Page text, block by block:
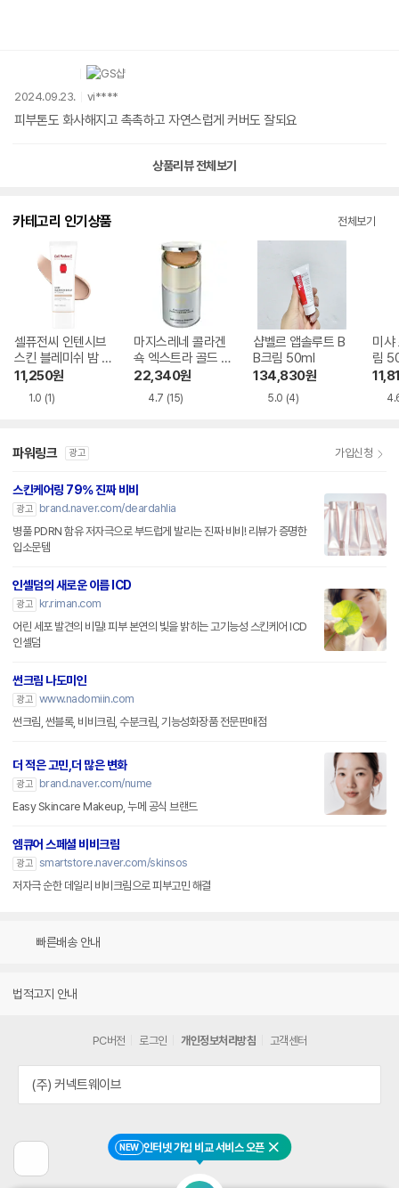
NEW 인터넷 가입 비교 서비스 오픈 닫기
2024.09.23. vi****
피부톤도 화사해지고 촉촉하고 자연스럽게 커버도 잘되요
상품리뷰 전체보기
카테고리 인기상품 전체보기
셀퓨전씨 인텐시브
스킨 블레미쉬 밤 4
0ml
11,250원
1.0 (1)
마지스레네 콜라겐
쇽 엑스트라 골드 B
B크림 50ml
22,340원
4.7 (15)
샵벨르 앱솔루트 B
B크림 50ml
134,830원
5.0 (4)
미샤
림
파워링크 광고 가입신청
스킨케어링 79% 진짜 비비
광고
brand.naver.com/deardahlia
병풀 PDRN 함유 저자극으로 부드럽게 발리는 진짜 비비! 리뷰가 증명한
입소문템
인셀덤의 새로운 이름 ICD
광고
kr.riman.com
어린 세포 발견의 비밀! 피부 본연의 빛을 밝히는 고기능성 스킨케어 ICD
인셀덤
썬크림 나도미인
광고 www.nadomiin.com
썬크림, 썬블록, 비비크림, 수분크림, 기능성화장품 전문판매점
더 적은 고민,더 많은 변화
광고
brand.naver.com/nume
Easy Skincare Makeup, 누메 공식 브랜드
엠큐어 스페셜 비비크림
광고 smartstore.naver.com/skinsos
저자극 순한 데일리 비비크림으로 피부고민 해결
빠른배송 안내
법적고지 안내
전
PC버전 로그인 개인정보처리방침 고객센터
(주) 커넥트웨이브